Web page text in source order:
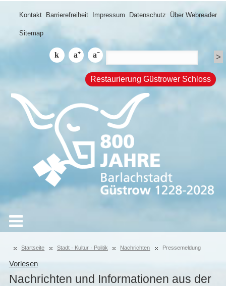
Kontakt Barrierefreiheit Impressum Datenschutz Über Webreader
Sitemap
Restaurierung Güstrower Schloss
Startseite Stadt · Kultur · Politik Nachrichten Pressemeldung
Vorlesen
Nachrichten und Informationen aus der